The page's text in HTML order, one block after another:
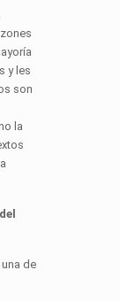
y les
son
la
de